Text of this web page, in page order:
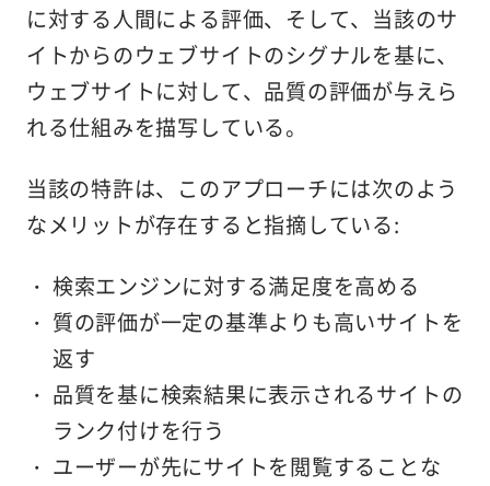
に対する人間による評価、そして、当該のサ
イトからのウェブサイトのシグナルを基に、
ウェブサイトに対して、品質の評価が与えら
れる仕組みを描写している。
当該の特許は、このアプローチには次のよう
なメリットが存在すると指摘している:
検索エンジンに対する満足度を高める
質の評価が一定の基準よりも高いサイトを
返す
品質を基に検索結果に表示されるサイトの
ランク付けを行う
ユーザーが先にサイトを閲覧することな